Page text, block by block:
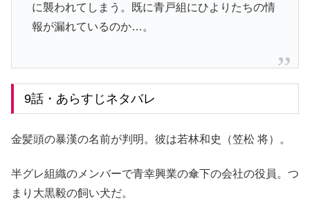
に襲われてしまう。既に青戸組にひよりたちの情
報が漏れているのか…。
9話・あらすじネタバレ
金髪頭の暴漢の名前が判明。彼は若林和史（笠松 将）。
半グレ組織のメンバーで青幸興業の傘下の会社の役員。つ
まり大黒毅の飼い犬だ。